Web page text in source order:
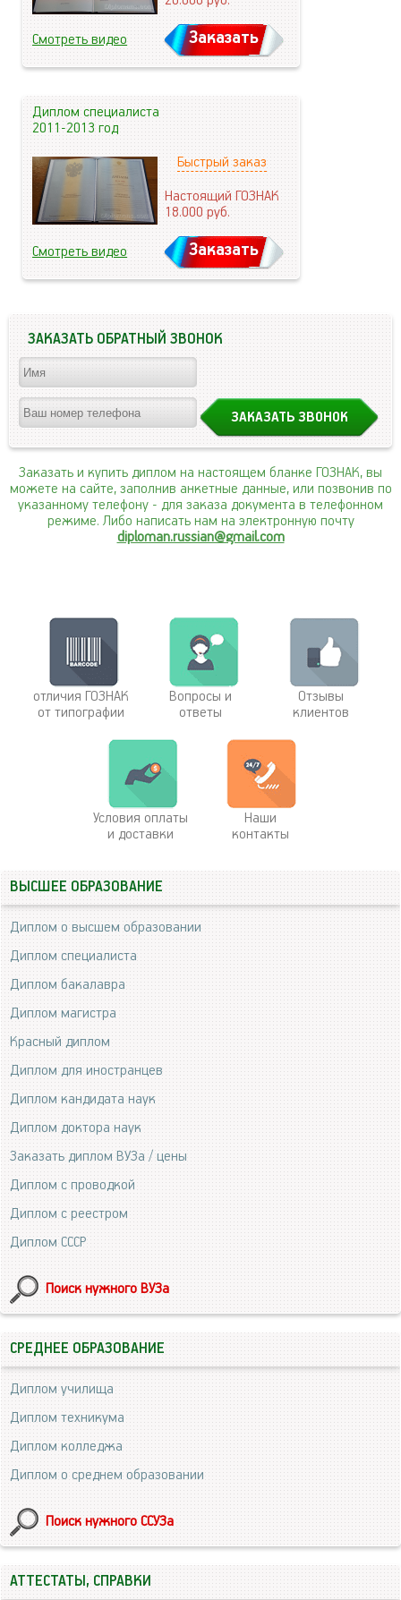
Смотреть видео Заказать
Диплом специалиста
2011-2013 год
Быстрый заказ
Настоящий ГОЗНАК
18.000руб.
Смотреть видео Заказать
ЗАКАЗАТЬ ОБРАТНЫЙ ЗВОНОК
Заказать и купить диплом на настоящем бланке ГОЗНАК, вы
можете на сайте, заполнив анкетные данные, или позвонив по
указанному телефону - для заказа документа в телефонном
режиме. Либо написать нам на электронную почту
diploman.russian@gmail.com
отличия ГОЗНАК
от типографии
Вопросы и
ответы
Отзывы
клиентов
Условия оплаты
и доставки
Наши
контакты
ВЫСШЕЕ ОБРАЗОВАНИЕ
Диплом о высшем образовании
Диплом специалиста
Диплом бакалавра
Диплом магистра
Красный диплом
Диплом для иностранцев
Диплом кандидата наук
Диплом доктора наук
Заказать диплом ВУЗа / цены
Диплом с проводкой
Диплом с реестром
Диплом СССР
Поиск нужного ВУЗа
СРЕДНЕЕ ОБРАЗОВАНИЕ
Диплом училища
Диплом техникума
Диплом колледжа
Диплом о среднем образовании
Поиск нужного ССУЗа
АТТЕСТАТЫ, СПРАВКИ